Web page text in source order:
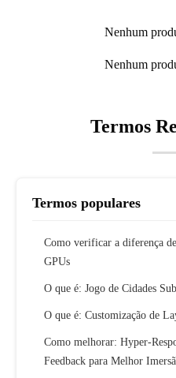
Nenhum
Nenhum
Termos
Termos populares
Como verificar a diferença
GPUs
O que é: Jogo de Cidades
O que é: Customização de
Como melhorar: Hyper-
Feedback para Melhor